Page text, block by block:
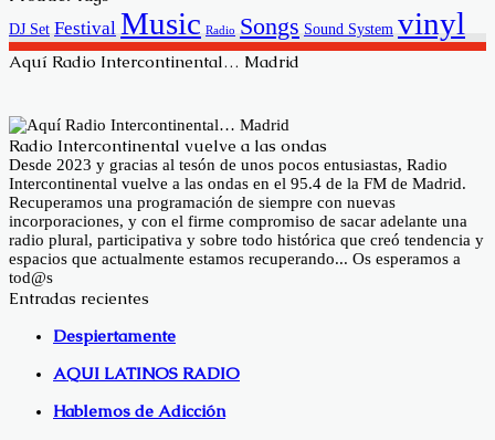
DJ Set Festival Music Radio Songs Sound System vinyl
Aquí Radio Intercontinental… Madrid
Radio Intercontinental vuelve a las ondas
Desde 2023 y gracias al tesón de unos pocos entusiastas, Radio
Intercontinental vuelve a las ondas en el 95.4 de la FM de Madrid.
Recuperamos una programación de siempre con nuevas
incorporaciones, y con el firme compromiso de sacar adelante una
radio plural, participativa y sobre todo histórica que creó tendencia y
espacios que actualmente estamos recuperando... Os esperamos a
tod@s
Entradas recientes
Despiertamente
AQUI LATINOS RADIO
Hablemos de Adicción